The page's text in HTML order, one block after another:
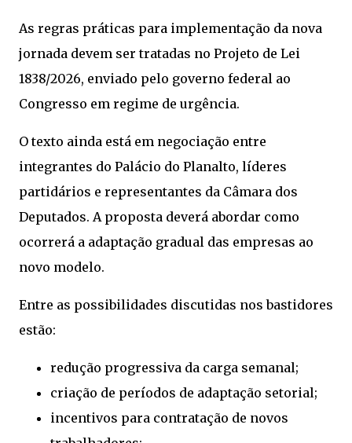
As regras práticas para implementação da nova
jornada devem ser tratadas no Projeto de Lei
1838/2026, enviado pelo governo federal ao
Congresso em regime de urgência.
O texto ainda está em negociação entre
integrantes do Palácio do Planalto, líderes
partidários e representantes da Câmara dos
Deputados. A proposta deverá abordar como
ocorrerá a adaptação gradual das empresas ao
novo modelo.
Entre as possibilidades discutidas nos bastidores
estão:
redução progressiva da carga semanal;
criação de períodos de adaptação setorial;
incentivos para contratação de novos